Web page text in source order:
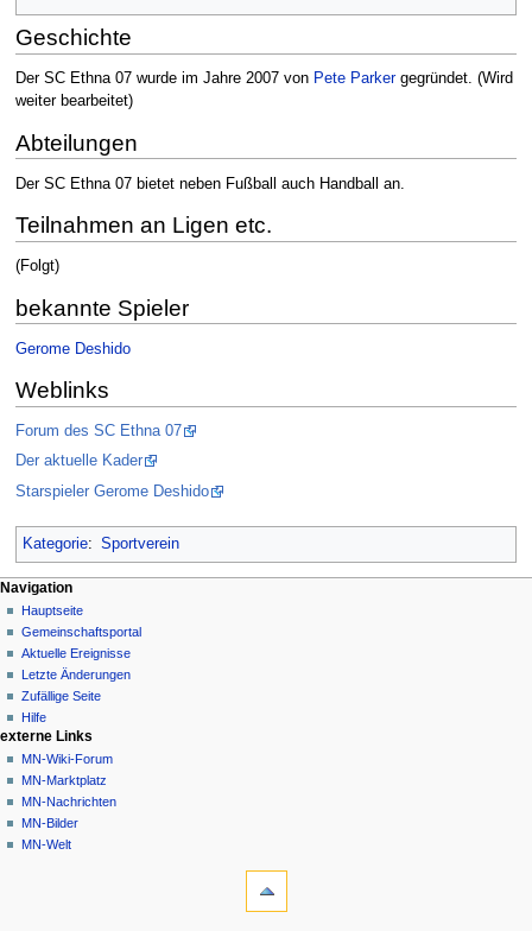
Geschichte
Der SC Ethna 07 wurde im Jahre 2007 von Pete Parkergegründet. (Wird
weiter bearbeitet)
Abteilungen
Der SC Ethna 07 bietet neben Fußball auch Handball an.
Teilnahmen an Ligen etc.
(Folgt)
bekannte Spieler
Gerome Deshido
Weblinks
Forum des SC Ethna 07
Der aktuelle Kader
Starspieler Gerome Deshido
Kategorie: Sportverein
Navigationsmenü
Seitenaktionen
Seite
Diskussion
Lesen
Quelltext
anzeigen
Versionsgeschichte
Meine Werkzeuge
Nicht
angemeldet
Diskussionsseite
Beiträge
Anmelden
Navigation
Hauptseite
Gemeinschafts­portal
Aktuelle Ereignisse
Letzte Änderungen
Zufällige Seite
Hilfe
externe Links
MN-Wiki-Forum
MN-Marktplatz
MN-Nachrichten
MN-Bilder
MN-Welt